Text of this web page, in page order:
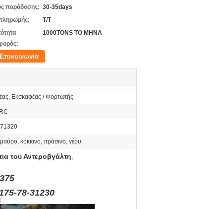
παράδοσης: 30-35days
Τ/Τ
1000TONS ΤΟ ΜΗΝΑ
Επικοινωνία
Εκσκαφέας / Φορτωτής
μαύρο, κόκκινο, πράσινο, γέρυ
του Αντεροβγάλτη,
31230